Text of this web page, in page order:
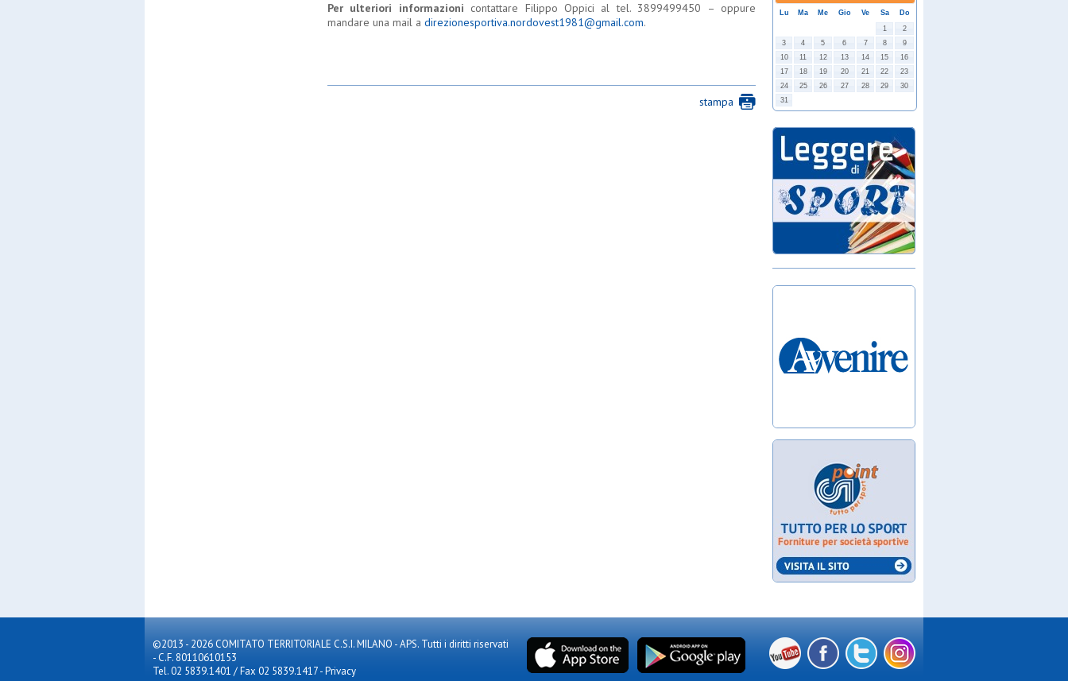
Per ulteriori informazioni contattare Filippo Oppici al tel. 3899499450 – oppure
mandare una mail a direzionesportiva.nordovest1981@gmail.com.
stampa
Lu Ma Me Gio Ve Sa
Do
1
2
3
4 5 6 7 8
9
10
11 12 13 14 15
16
17
18 19 20 21 22
23
24
25 26 27 28 29
30
31
©2013 - 2026 COMITATO TERRITORIALE C.S.I. MILANO - APS. Tutti i diritti riservati
- C.F. 80110610153
Tel. 02 5839.1401 / Fax 02 5839.1417-Privacy